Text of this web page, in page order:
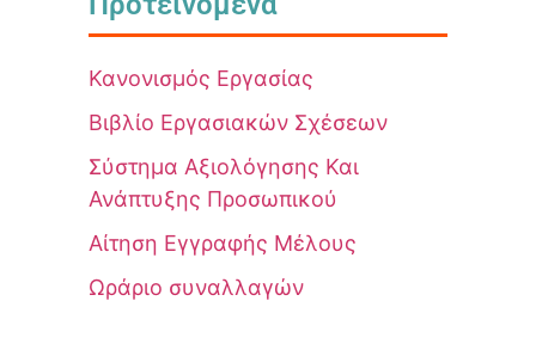
Κανονισμός Εργασίας
Βιβλίο Εργασιακών Σχέσεων
Σύστημα Αξιολόγησης Και
Ανάπτυξης Προσωπικού
Αίτηση Εγγραφής Μέλους
Ωράριο συναλλαγών